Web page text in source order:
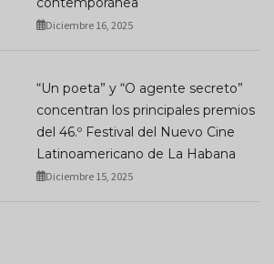
Diciembre 16, 2025
“Un poeta” y “O agente secreto”
concentran los principales premios
del 46.º Festival del Nuevo Cine
Latinoamericano de La Habana
Diciembre 15, 2025